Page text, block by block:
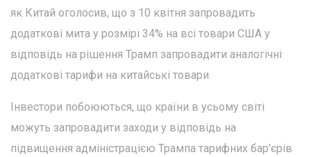
як Китай оголосив, що з 10 квітня запровадить
додаткові мита у розмірі 34% на всі товари США у
відповідь на рішення Трамп запровадити аналогічні
додаткові тарифи на китайські товари.
Інвестори побоюються, що країни в усьому світі
можуть запровадити заходи у відповідь на
підвищення адміністрацією Трампа тарифних бар'єрів